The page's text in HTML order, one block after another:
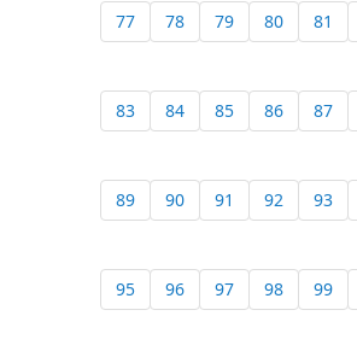
77 78 79 80 81
83 84 85 86 87
89 90 91 92 93
95 96 97 98 99